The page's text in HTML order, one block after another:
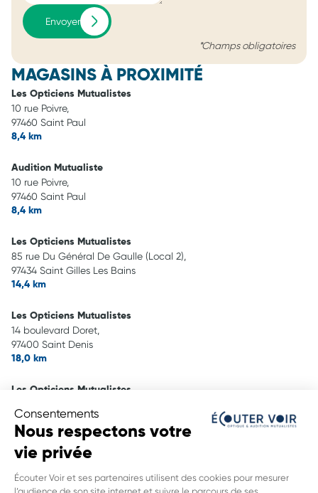
Consentements
Nous respectons votre
vie privée
Écouter Voir et ses partenaires utilisent des cookies pour mesurer
l’audience de son site internet et suivre le parcours de ses
Envoyer
*Champs obligatoires
MAGASINS À PROXIMITÉ
Les Opticiens Mutualistes
10 rue Poivre,
97460 Saint Paul
8,4 km
Audition Mutualiste
10 rue Poivre,
97460 Saint Paul
8,4 km
Les Opticiens Mutualistes
85 rue Du Général De Gaulle (Local 2),
97434 Saint Gilles Les Bains
14,4 km
Les Opticiens Mutualistes
14 boulevard Doret,
97400 Saint Denis
18,0 km
Les Opticiens Mutualistes
97400 Saint Denis
18,0 km
Audition Mutualiste
14 boulevard Doret,